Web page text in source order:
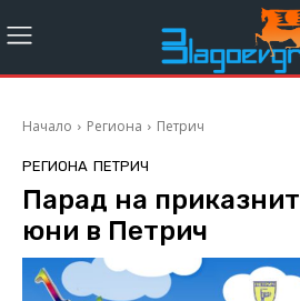
Начало Региона Петрич
РЕГИОНА ПЕТРИЧ
Парад на
юни в Петрич